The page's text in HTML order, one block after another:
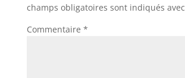
champs obligatoires sont indiqués avec
Commentaire *